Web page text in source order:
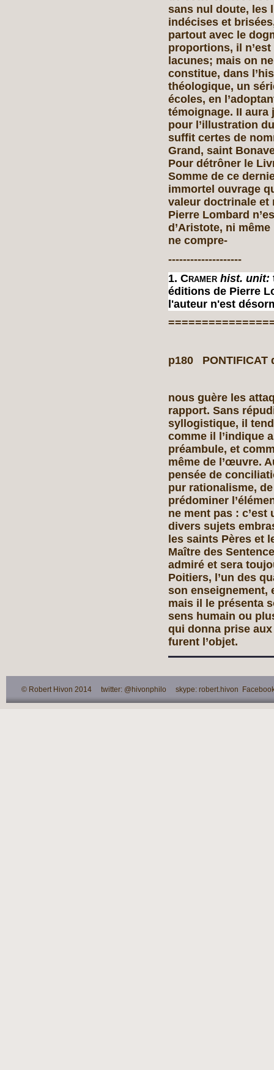
sans nul doute, les
indécises et
partout avec le
proportions, il
lacunes; mais on
constitue, dans
théologique, un
écoles, en
témoignage. II aura
pour l’illustration
suffit certes de
Grand, saint
Pour détrôner le
Somme de ce
immortel ouvrage
valeur doctrinale et
Pierre Lombard
d’Aristote, ni
ne compre-
--------------------
1. Cramer hist. unit:
éditions de Pierre
l'auteur n'est
p180 PONTIFICAT
nous guère les
rapport. Sans
syllogistique, il
comme il l’indique
préambule, et
même de l’œuvre.
pensée de
pur rationalisme,
prédominer
ne ment pas :
divers sujets
les saints Pères et
Maître des
admiré et sera
Poitiers, l’un des
son enseignement,
mais il le présenta
sens humain ou
qui donna prise
furent l’objet.
© Robert Hivon 2014 twitter: @hivonphilo skype: robert.hivon